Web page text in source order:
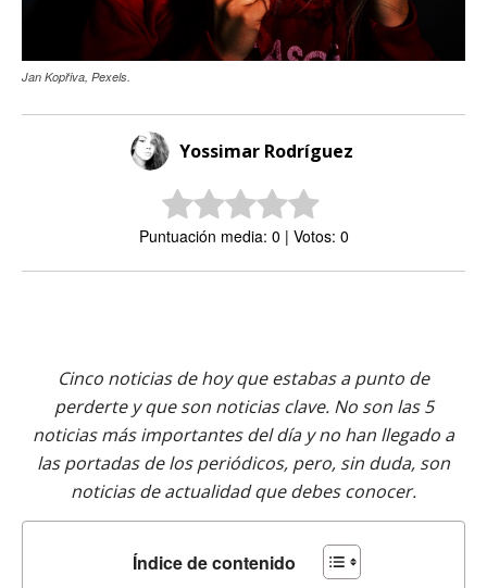
Jan Kopřiva, Pexels.
Yossimar Rodríguez
Puntuación media: 0 | Votos: 0
Cinco noticias de hoy que estabas a punto de
perderte y que son noticias clave. No son las 5
noticias más importantes del día y no han llegado a
las portadas de los periódicos, pero, sin duda, son
noticias de actualidad que debes conocer.
Índice de contenido